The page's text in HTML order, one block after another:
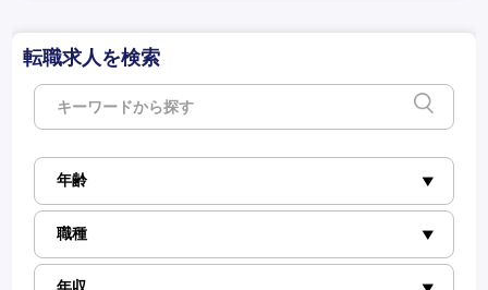
転職求人を検索